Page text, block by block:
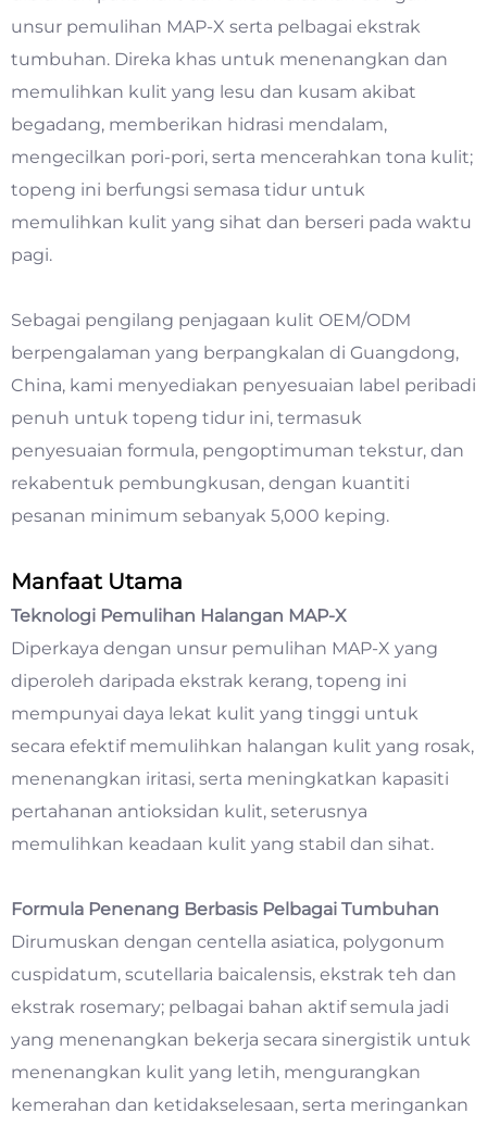
unsur pemulihan MAP-X serta pelbagai ekstrak
tumbuhan. Direka khas untuk menenangkan dan
memulihkan kulit yang lesu dan kusam akibat
begadang, memberikan hidrasi mendalam,
mengecilkan pori-pori, serta mencerahkan tona kulit;
topeng ini berfungsi semasa tidur untuk
memulihkan kulit yang sihat dan berseri pada waktu
pagi.
Sebagai pengilang penjagaan kulit OEM/ODM
berpengalaman yang berpangkalan di Guangdong,
China, kami menyediakan penyesuaian label peribadi
penuh untuk topeng tidur ini, termasuk
penyesuaian formula, pengoptimuman tekstur, dan
rekabentuk pembungkusan, dengan kuantiti
pesanan minimum sebanyak 5,000 keping.
Manfaat Utama
Teknologi Pemulihan Halangan MAP-X
Diperkaya dengan unsur pemulihan MAP-X yang
diperoleh daripada ekstrak kerang, topeng ini
mempunyai daya lekat kulit yang tinggi untuk
secara efektif memulihkan halangan kulit yang rosak,
menenangkan iritasi, serta meningkatkan kapasiti
pertahanan antioksidan kulit, seterusnya
memulihkan keadaan kulit yang stabil dan sihat.
Formula Penenang Berbasis Pelbagai Tumbuhan
Dirumuskan dengan centella asiatica, polygonum
cuspidatum, scutellaria baicalensis, ekstrak teh dan
ekstrak rosemary; pelbagai bahan aktif semula jadi
yang menenangkan bekerja secara sinergistik untuk
menenangkan kulit yang letih, mengurangkan
kemerahan dan ketidakselesaan, serta meringankan